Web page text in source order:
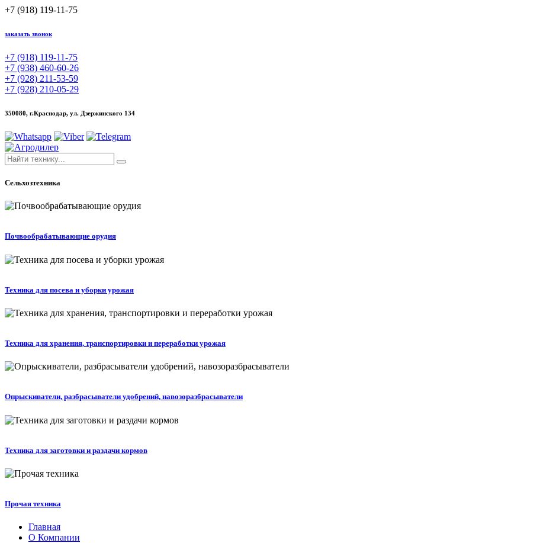
+7 (918) 119-11-75
заказать звонок
+7 (918) 119-11-75
+7 (938) 460-60-26
+7 (928) 211-53-59
+7 (928) 210-05-29
350080, г.Краснодар, ул. Дзержинского 134
Сельхозтехника
Почвообрабатывающие орудия
Техника для посева и уборки урожая
Техника для хранения, транспортировки и переработки урожая
Опрыскиватели, разбрасыватели удобрений, навозоразбрасыватели
Техника для заготовки и раздачи кормов
Прочая техника
Главная
О Компании